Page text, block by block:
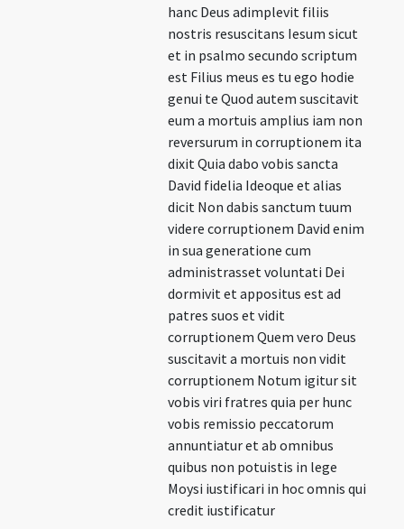
hanc Deus adimplevit filiis
nostris resuscitans Iesum sicut
et in psalmo secundo scriptum
est Filius meus es tu ego hodie
genui te Quod autem suscitavit
eum a mortuis amplius iam non
reversurum in corruptionem ita
dixit Quia dabo vobis sancta
David fidelia Ideoque et alias
dicit Non dabis sanctum tuum
videre corruptionem David enim
in sua generatione cum
administrasset voluntati Dei
dormivit et appositus est ad
patres suos et vidit
corruptionem Quem vero Deus
suscitavit a mortuis non vidit
corruptionem Notum igitur sit
vobis viri fratres quia per hunc
vobis remissio peccatorum
annuntiatur et ab omnibus
quibus non potuistis in lege
Moysi iustificari in hoc omnis qui
credit iustificatur